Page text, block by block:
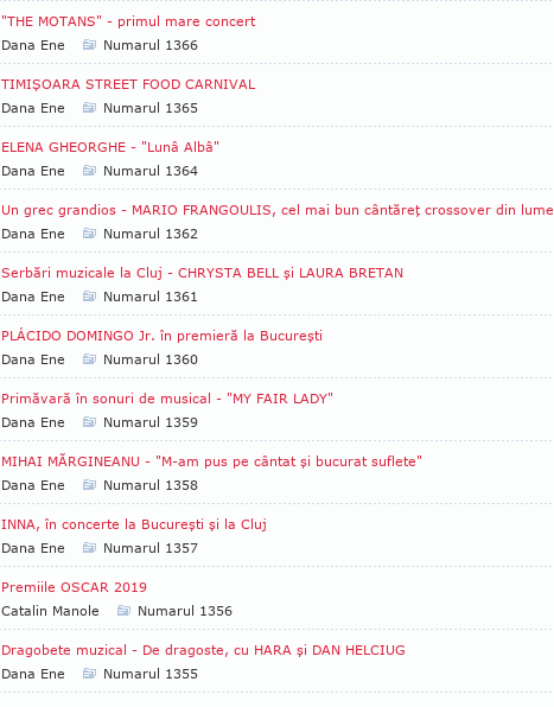
"THE MOTANS" - primul mare concert
Dana Ene
Numarul 1366
TIMIŞOARA STREET FOOD CARNIVAL
Dana Ene
Numarul 1365
ELENA GHEORGHE - "Lunâ Albâ"
Dana Ene
Numarul 1364
Un grec grandios - MARIO FRANGOULIS, cel mai bun cântăreţ crossover din lume
Dana Ene
Numarul 1362
Serbări muzicale la Cluj - CHRYSTA BELL şi LAURA BRETAN
Dana Ene
Numarul 1361
PLÁCIDO DOMINGO Jr. în premieră la Bucureşti
Dana Ene
Numarul 1360
Primăvară în sonuri de musical - "MY FAIR LADY"
Dana Ene
Numarul 1359
MIHAI MĂRGINEANU - "M-am pus pe cântat şi bucurat suflete"
Dana Ene
Numarul 1358
INNA, în concerte la Bucureşti şi la Cluj
Dana Ene
Numarul 1357
Premiile OSCAR 2019
Catalin Manole
Numarul 1356
Dragobete muzical - De dragoste, cu HARA şi DAN HELCIUG
Dana Ene
Numarul 1355